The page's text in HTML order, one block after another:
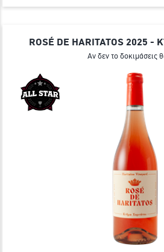
ROSÉ DE HARITATOS 2025
Αν δεν το δοκιμάσεις